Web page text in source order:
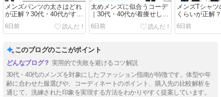
メンズパンツの太さはどれ
が正解？30代・40代がすっ
きり見える選び方
6日前
太めメンズに似合うコーデ
｜30代・40代が着痩せして
見える服の選び方
6日前
メンズTシャ
くらいが正解
が失敗しない
6日前
このブログのここがポイント
実用的で失敗を避けるコツ解説
30代・40代のメンズを対象にしたファッション指南が特徴です。体型や年
齢に合わせた服選びや、コーディネートのポイント、購入先の比較解析を
通じて、洗練された印象を実現する方法をわかりやすく提案しています。